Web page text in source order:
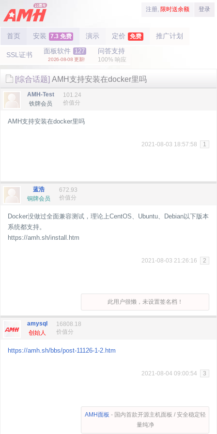
注册, 限时送余额 登录
首页 安装 7.3 免费 演示 定价 免费 推广计划
SSL证书 面板软件 127
2026-08-08 更新!
问答支持
100% 响应
[综合话题] AMH支持安装在docker里吗
AMH-Test
铁牌会员
101.24
价值分
AMH支持安装在docker里吗
2021-08-03 18:57:58 1
蓝浩
铜牌会员
672.93
价值分
Docker没做过全面兼容测试，理论上CentOS、Ubuntu、Debian以下版本
系统都支持。
https://amh.sh/install.htm
2021-08-03 21:26:16 2
此用户很懒，未设置签名档！
amysql
创始人
16808.18
价值分
https://amh.sh/bbs/post-11126-1-2.htm
2021-08-04 09:00:54 3
AMH面板 - 国内首款开源主机面板 / 安全稳定轻
量纯净